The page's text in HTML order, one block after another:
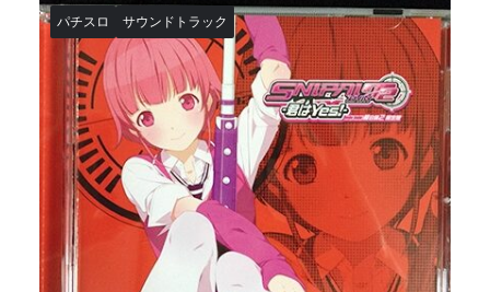
パチスロ サウンドトラック